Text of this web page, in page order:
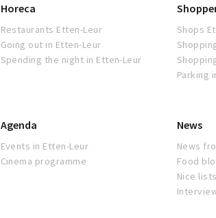
Horeca
Restaurants Etten-Leur
Going out in Etten-Leur
Spending the night in Etten-Leur
Shops
Parking
Agenda
Events in Etten-Leur
Cinema programme
News
News
Food
Nice lists